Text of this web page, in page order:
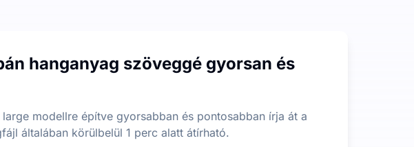
a fájl hosszára vagy méretére, így sok más úgynevezett ingyenes
segítve ezzel a legfontosabb információk gyors
hanganyag szöveggé gyorsan és
modellre építve gyorsabban és pontosabban írja át a
általában körülbelül 1 perc alatt átírható.